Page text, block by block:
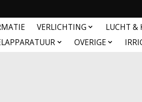
VERLICHTING LUCHT &
OVERIGE